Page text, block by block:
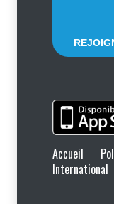
Accueil
International